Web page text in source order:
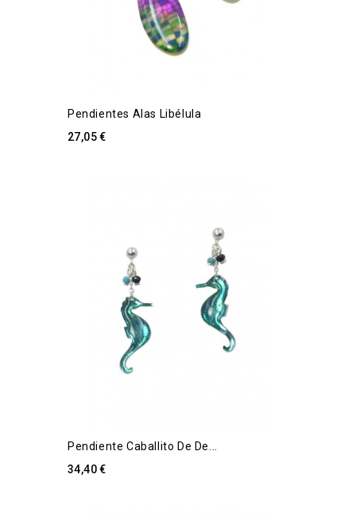
Pendientes Alas Libélula
27,05 €
Pendiente Caballito De De...
34,40 €